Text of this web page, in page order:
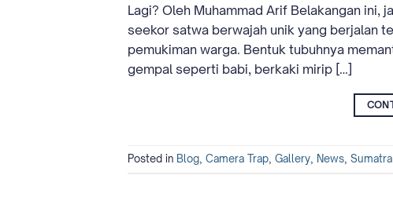
Lagi? Oleh Muhammad Arif Belakangan ini,
seekor satwa berwajah unik yang berjalan
pemukiman warga. Bentuk tubuhnya
gempal seperti babi, berkaki mirip […]
Posted in Blog, Camera Trap, Gallery, News, Sumatra